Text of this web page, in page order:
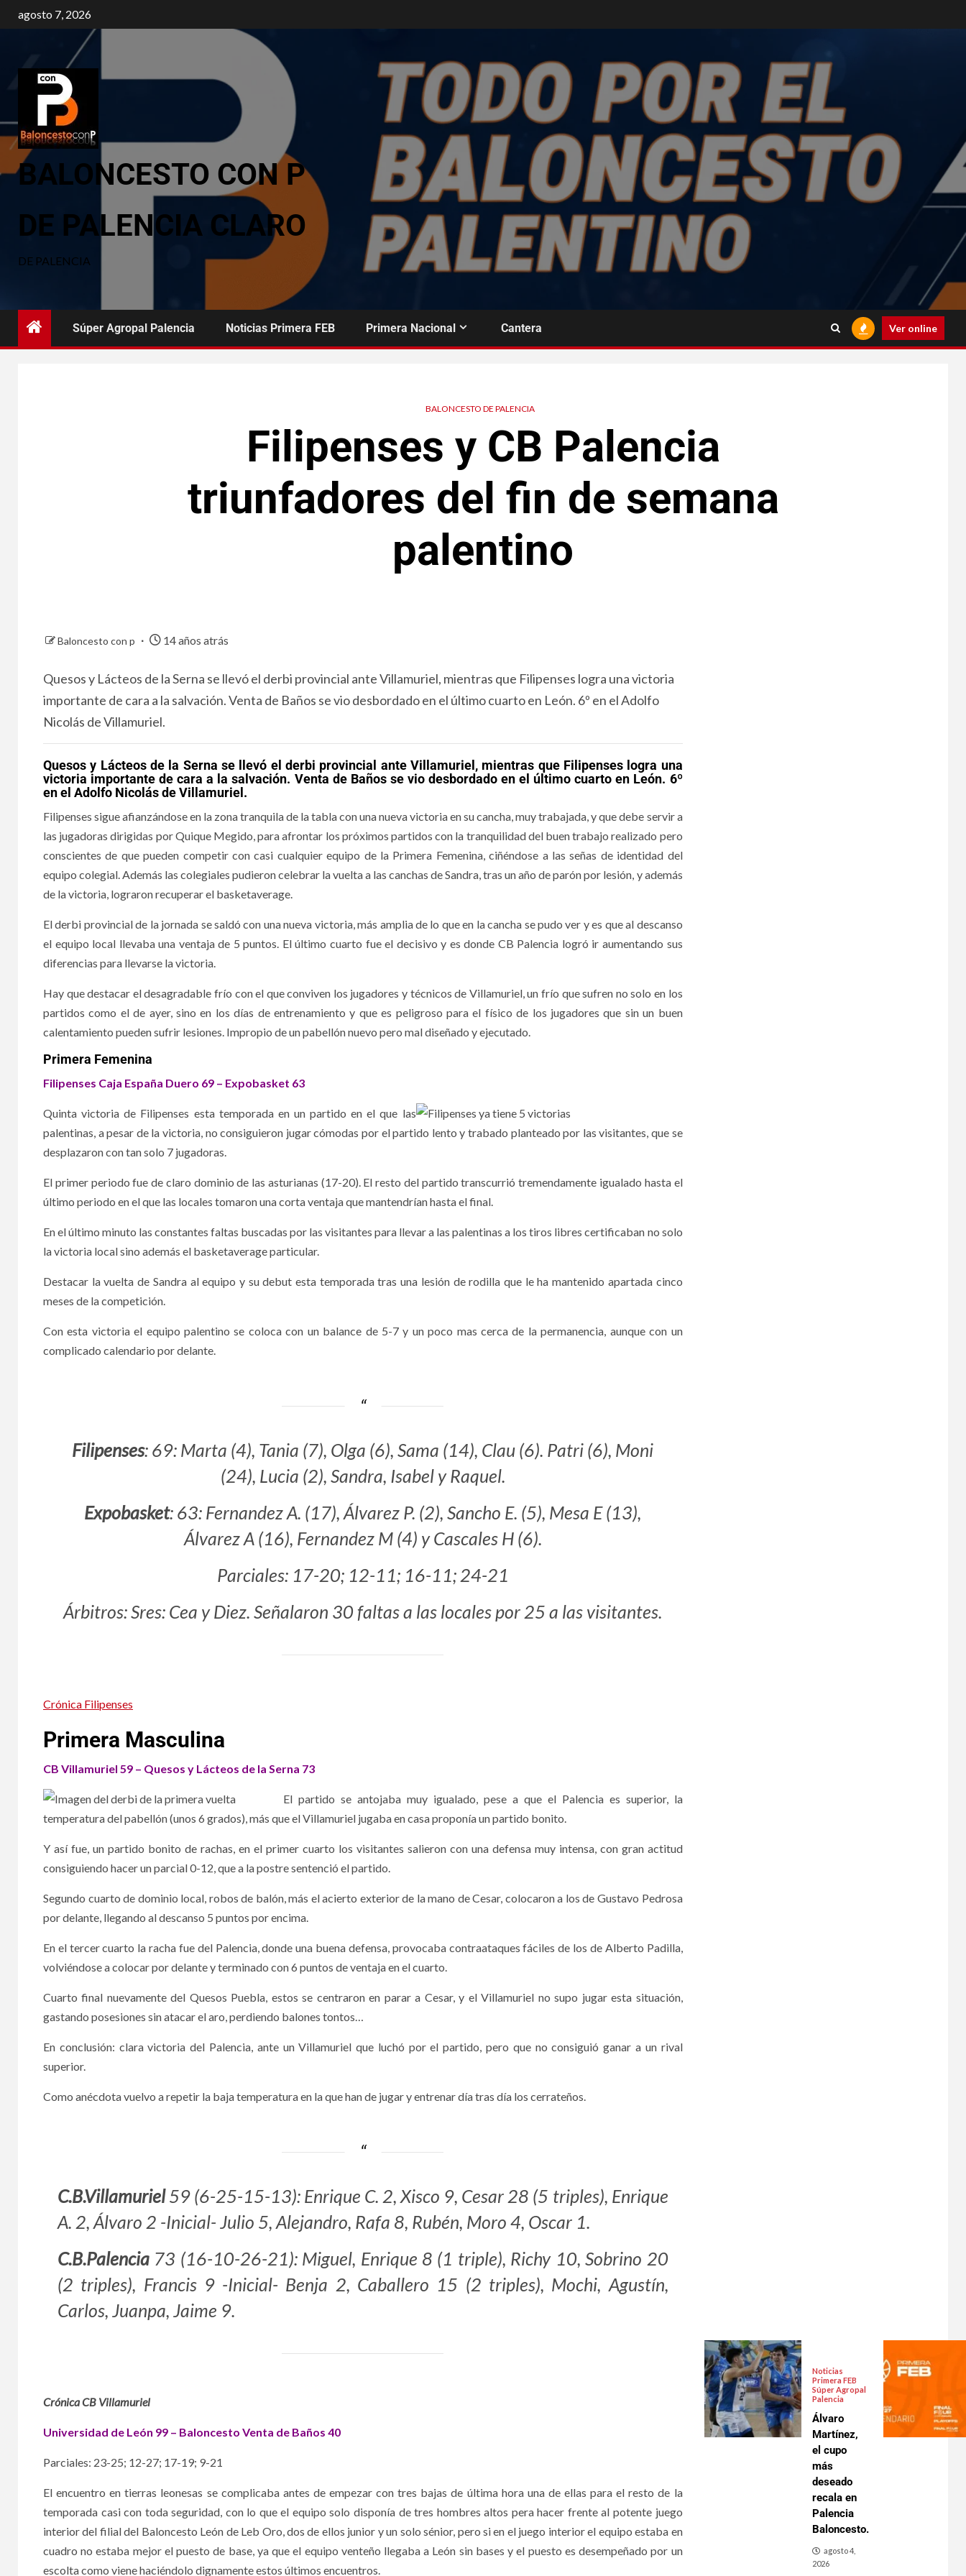
agosto 7, 2026
BALONCESTO CON P
DE PALENCIA CLARO
DE PALENCIA
Súper Agropal Palencia Noticias Primera FEB Primera Nacional Cantera Ver online
BALONCESTO DE PALENCIA
Filipenses y CB Palencia
triunfadores del fin de semana
palentino
Baloncesto con p 14 años atrás
Quesos y Lácteos de la Serna se llevó el derbi provincial ante Villamuriel, mientras que Filipenses logra una victoria
importante de cara a la salvación. Venta de Baños se vio desbordado en el último cuarto en León. 6º en el Adolfo
Nicolás de Villamuriel.
Quesos y Lácteos de la Serna se llevó el derbi provincial ante Villamuriel, mientras que Filipenses logra una
victoria importante de cara a la salvación. Venta de Baños se vio desbordado en el último cuarto en León. 6º
en el Adolfo Nicolás de Villamuriel.
Filipenses sigue afianzándose en la zona tranquila de la tabla con una nueva victoria en su cancha, muy trabajada, y que debe servir a
las jugadoras dirigidas por Quique Megido, para afrontar los próximos partidos con la tranquilidad del buen trabajo realizado pero
conscientes de que pueden competir con casi cualquier equipo de la Primera Femenina, ciñéndose a las señas de identidad del
equipo colegial. Además las colegiales pudieron celebrar la vuelta a las canchas de Sandra, tras un año de parón por lesión, y además
de la victoria, lograron recuperar el basketaverage.
El derbi provincial de la jornada se saldó con una nueva victoria, más amplia de lo que en la cancha se pudo ver y es que al descanso
el equipo local llevaba una ventaja de 5 puntos. El último cuarto fue el decisivo y es donde CB Palencia logró ir aumentando sus
diferencias para llevarse la victoria.
Hay que destacar el desagradable frío con el que conviven los jugadores y técnicos de Villamuriel, un frío que sufren no solo en los
partidos como el de ayer, sino en los días de entrenamiento y que es peligroso para el físico de los jugadores que sin un buen
calentamiento pueden sufrir lesiones. Impropio de un pabellón nuevo pero mal diseñado y ejecutado.
Primera Femenina
Filipenses Caja España Duero 69 – Expobasket 63
Quinta victoria de Filipenses esta temporada en un partido en el que las
palentinas, a pesar de la victoria, no consiguieron jugar cómodas por el partido lento y trabado planteado por las visitantes, que se
desplazaron con tan solo 7 jugadoras.
El primer periodo fue de claro dominio de las asturianas (17-20). El resto del partido transcurrió tremendamente igualado hasta el
último periodo en el que las locales tomaron una corta ventaja que mantendrían hasta el final.
En el último minuto las constantes faltas buscadas por las visitantes para llevar a las palentinas a los tiros libres certificaban no solo
la victoria local sino además el basketaverage particular.
Destacar la vuelta de Sandra al equipo y su debut esta temporada tras una lesión de rodilla que le ha mantenido apartada cinco
meses de la competición.
Con esta victoria el equipo palentino se coloca con un balance de 5-7 y un poco mas cerca de la permanencia, aunque con un
complicado calendario por delante.
Filipenses: 69: Marta (4), Tania (7), Olga (6), Sama (14), Clau (6). Patri (6), Moni
(24), Lucia (2), Sandra, Isabel y Raquel.
Expobasket: 63: Fernandez A. (17), Álvarez P. (2), Sancho E. (5), Mesa E (13),
Álvarez A (16), Fernandez M (4) y Cascales H (6).
Parciales: 17-20; 12-11; 16-11; 24-21
Árbitros: Sres: Cea y Diez. Señalaron 30 faltas a las locales por 25 a las visitantes.
Crónica Filipenses
Primera Masculina
CB Villamuriel 59 – Quesos y Lácteos de la Serna 73
El partido se antojaba muy igualado, pese a que el Palencia es superior, la
temperatura del pabellón (unos 6 grados), más que el Villamuriel jugaba en casa proponía un partido bonito.
Y así fue, un partido bonito de rachas, en el primer cuarto los visitantes salieron con una defensa muy intensa, con gran actitud
consiguiendo hacer un parcial 0-12, que a la postre sentenció el partido.
Segundo cuarto de dominio local, robos de balón, más el acierto exterior de la mano de Cesar, colocaron a los de Gustavo Pedrosa
por delante, llegando al descanso 5 puntos por encima.
En el tercer cuarto la racha fue del Palencia, donde una buena defensa, provocaba contraataques fáciles de los de Alberto Padilla,
volviéndose a colocar por delante y terminado con 6 puntos de ventaja en el cuarto.
Cuarto final nuevamente del Quesos Puebla, estos se centraron en parar a Cesar, y el Villamuriel no supo jugar esta situación,
gastando posesiones sin atacar el aro, perdiendo balones tontos…
En conclusión: clara victoria del Palencia, ante un Villamuriel que luchó por el partido, pero que no consiguió ganar a un rival
superior.
Como anécdota vuelvo a repetir la baja temperatura en la que han de jugar y entrenar día tras día los cerrateños.
C.B.Villamuriel59 (6-25-15-13): Enrique C. 2, Xisco 9, Cesar 28 (5 triples), Enrique
A. 2, Álvaro 2 -Inicial- Julio 5, Alejandro, Rafa 8, Rubén, Moro 4, Oscar 1.
C.B.Palencia 73 (16-10-26-21): Miguel, Enrique 8 (1 triple), Richy 10, Sobrino 20
(2 triples), Francis 9 -Inicial- Benja 2, Caballero 15 (2 triples), Mochi, Agustín,
Carlos, Juanpa, Jaime 9.
Crónica CB Villamuriel
Universidad de León 99 – Baloncesto Venta de Baños 40
Parciales: 23-25; 12-27; 17-19; 9-21
El encuentro en tierras leonesas se complicaba antes de empezar con tres bajas de última hora una de ellas para el resto de la
temporada casi con toda seguridad, con lo que el equipo solo disponía de tres hombres altos pera hacer frente al potente juego
interior del filial del Baloncesto León de Leb Oro, dos de ellos junior y un solo sénior, pero si en el juego interior el equipo estaba en
cuadro no estaba mejor el puesto de base, ya que el equipo venteño llegaba a León sin bases y el puesto es desempeñado por un
escolta como viene haciéndolo dignamente estos últimos encuentros.
Noticias
Primera FEB
Súper Agropal
Palencia
Álvaro
Martínez,
el cupo
más
deseado
recala en
Palencia
Baloncesto.
agosto 4,
2026